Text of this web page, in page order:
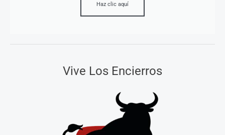
Haz clic aquí
Vive Los Encierros